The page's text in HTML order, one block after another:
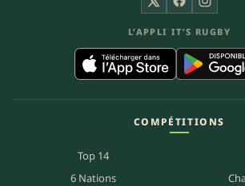
X Facebook
L’APPLI IT’S RUGBY
COMPÉTITIONS
Top 14
6 Nations